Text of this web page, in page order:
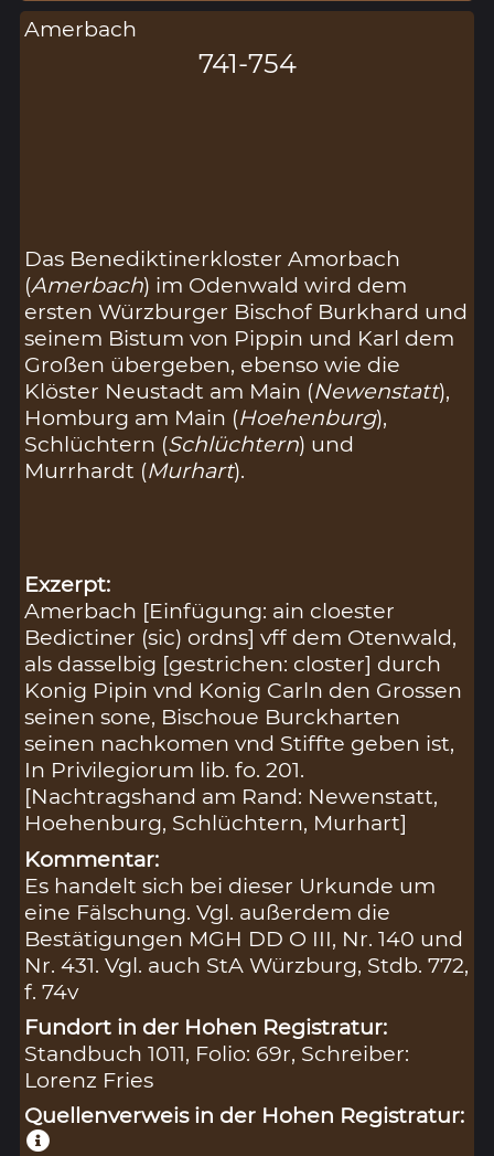
Amerbach
741-754
Das Benediktinerkloster Amorbach
(Amerbach) im Odenwald wird dem
ersten Würzburger Bischof Burkhard und
seinem Bistum von Pippin und Karl dem
Großen übergeben, ebenso wie die
Klöster Neustadt am Main (Newenstatt),
Homburg am Main (Hoehenburg),
Schlüchtern (Schlüchtern) und
Murrhardt (Murhart).
Exzerpt:
Amerbach [Einfügung: ain cloester
Bedictiner (sic) ordns] vff dem Otenwald,
als dasselbig [gestrichen: closter] durch
Konig Pipin vnd Konig Carln den Grossen
seinen sone, Bischoue Burckharten
seinen nachkomen vnd Stiffte geben ist,
In Privilegiorum lib. fo. 201.
[Nachtragshand am Rand: Newenstatt,
Hoehenburg, Schlüchtern, Murhart]
Kommentar:
Es handelt sich bei dieser Urkunde um
eine Fälschung. Vgl. außerdem die
Bestätigungen MGH DD O III, Nr. 140 und
Nr. 431. Vgl. auch StA Würzburg, Stdb. 772,
f. 74v
Fundort in der Hohen Registratur:
Standbuch 1011, Folio: 69r, Schreiber:
Lorenz Fries
Quellenverweis in der Hohen Registratur: